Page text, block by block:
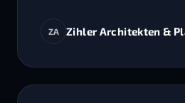
ZA Zihler Architekten &